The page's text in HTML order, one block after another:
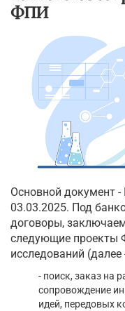
ФПИ
Основной документ
03.03.2025. Под
договоры,
следующие проекты
исследований (далее
- поиск, заказ на
сопровождение
идей, передовых